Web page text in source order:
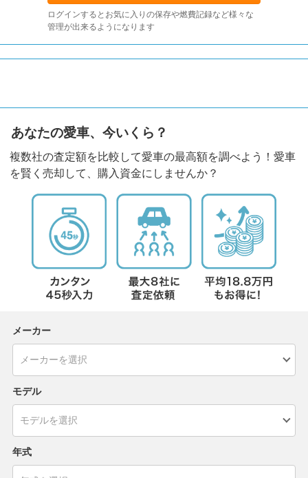
ログインするとお気に入りの保存や燃費記録など様々な
管理が出来るようになります
あなたの愛車、今いくら？
複数社の査定額を比較して愛車の最高額を調べよう！愛車
を賢く売却して、購入資金にしませんか？
メーカー
モデル
年式